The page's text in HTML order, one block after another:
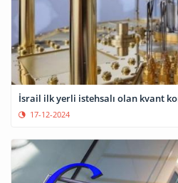
İsrail ilk yerli istehsalı olan kvant
17-12-2024